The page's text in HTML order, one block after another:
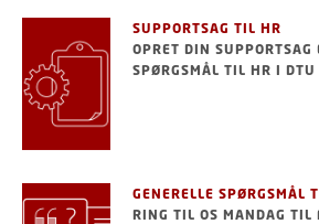
SUPPORTSAG TIL HR
OPRET DIN SUPPORTSAG
SPØRGSMÅL TIL HR I DTU
GENERELLE SPØRGSMÅL
RING TIL OS MANDAG